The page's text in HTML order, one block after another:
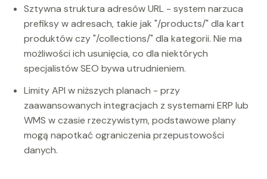
Sztywna struktura adresów URL - system narzuca
prefiksy w adresach, takie jak "/products/" dla kart
produktów czy "/collections/" dla kategorii. Nie ma
możliwości ich usunięcia, co dla niektórych
specjalistów SEO bywa utrudnieniem.
Limity API w niższych planach - przy
zaawansowanych integracjach z systemami ERP lub
WMS w czasie rzeczywistym, podstawowe plany
mogą napotkać ograniczenia przepustowości
danych.